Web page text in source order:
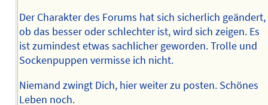
Der Charakter des Forums hat sich sicherlich geändert,
ob das besser oder schlechter ist, wird sich zeigen. Es
ist zumindest etwas sachlicher geworden. Trolle und
Sockenpuppen vermisse ich nicht.
Niemand zwingt Dich, hier weiter zu posten. Schönes
Leben noch.